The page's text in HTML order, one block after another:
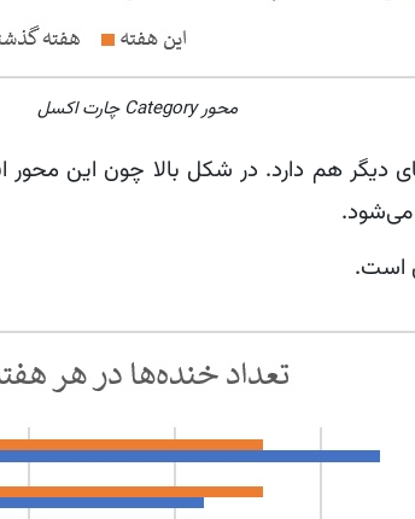
محور Category چارت اکسل